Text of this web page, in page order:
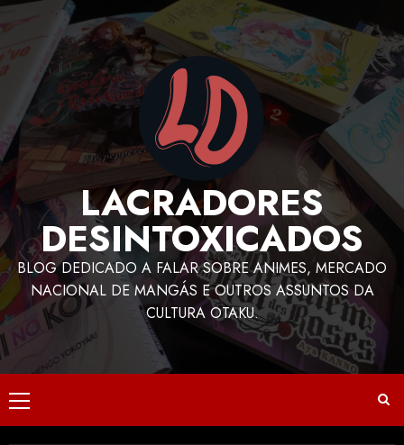
LACRADORES
DESINTOXICADOS
BLOG DEDICADO A FALAR SOBRE ANIMES, MERCADO
NACIONAL DE MANGÁS E OUTROS ASSUNTOS DA
CULTURA OTAKU.